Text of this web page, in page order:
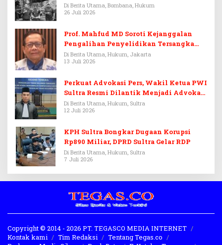
Di Berita Utama, Bombana, Hukum
26 Juli 2026
Prof. Mahfud MD Soroti Kejanggalan
Pengalihan Penyelidikan Tersangka
Febrie Adriansyah
Di Berita Utama, Hukum, Jakarta
13 Juli 2026
Perkuat Advokasi Pers, Wakil Ketua PWI
Sultra Resmi Dilantik Menjadi Advokat
PERADI
Di Berita Utama, Hukum, Sultra
12 Juli 2026
KPH Sultra Bongkar Dugaan Korupsi
Rp890 Miliar, DPRD Sultra Gelar RDP
Di Berita Utama, Hukum, Sultra
7 Juli 2026
Copyright © 2014 - 2026 PT. TEGASCO MEDIA INTERNET
Kontak kami
Tim Redaksi
Tentang Tegas.co